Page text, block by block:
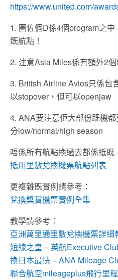
https://www.united.com/
1. 圈佐個D係4個program之
既航點！
2. 注意Asia Miles係有額外2
3. British Airline Avios只係包
以stopover，但可以openjaw
4. ANA要注意佢大部份既機
分low/normal/high season
唔係所有航點換過去都係抵既
抵用里數兌換機票航點列表
更複雜既實例請參考：
兌換獎賞機票實例全集
教學請參考：
亞洲萬里通里數兌換機票詳細
短線之皇 – 英航Executive
換日本最快 – ANA Mileage
聯合航空mileageplus飛行里